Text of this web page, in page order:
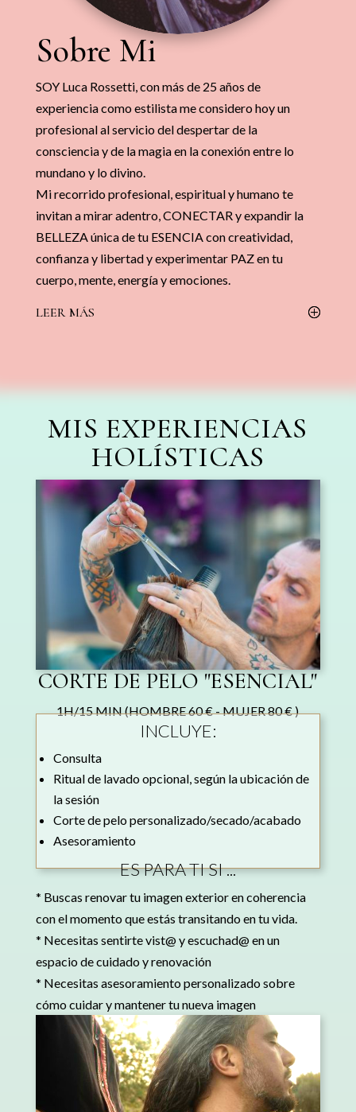
Sobre Mi
SOY Luca Rossetti, con más de 25 años de
experiencia como estilista me considero hoy un
profesional al servicio del despertar de la
consciencia y de la magia en la conexión entre lo
mundano y lo divino.
Mi recorrido profesional, espiritual y humano te
invitan a mirar adentro, CONECTAR y expandir la
BELLEZA única de tu ESENCIA con creatividad,
confianza y libertad y experimentar PAZ en tu
cuerpo, mente, energía y emociones.
LEER MÁS
MIS EXPERIENCIAS
HOLÍSTICAS
CORTE DE PELO "ESENCIAL"
1H/15 MIN (HOMBRE 60 € - MUJER 80 € )
INCLUYE:
Consulta
Ritual de lavado opcional, según la ubicación de
la sesión
Corte de pelo personalizado/secado/acabado
Asesoramiento
ES PARA TI SI ...
* Buscas renovar tu imagen exterior en coherencia
con el momento que estás transitando en tu vida.
* Necesitas sentirte vist@ y escuchad@ en un
espacio de cuidado y renovación
* Necesitas asesoramiento personalizado sobre
cómo cuidar y mantener tu nueva imagen